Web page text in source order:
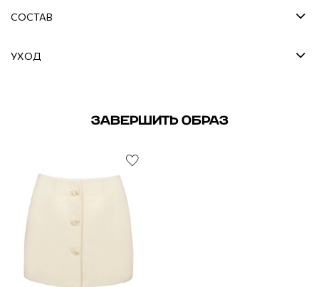
СОСТАВ
УХОД
ЗАВЕРШИТЬ ОБРАЗ